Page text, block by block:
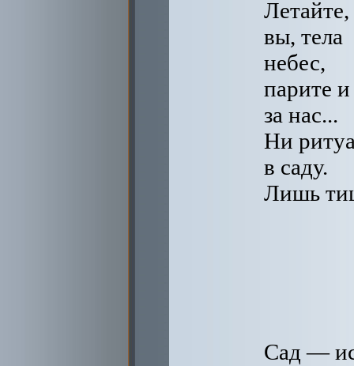
Летайте,
вы, тела
небес,
парите и
за нас...
Ни
в саду.
Лишь
Сад —